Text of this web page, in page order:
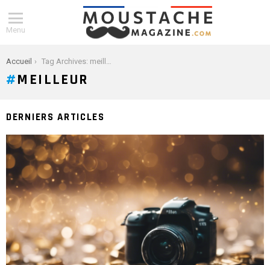
Menu
You are here:
Accueil Tag Archives: meilleur
MEILLEUR
DERNIERS ARTICLES